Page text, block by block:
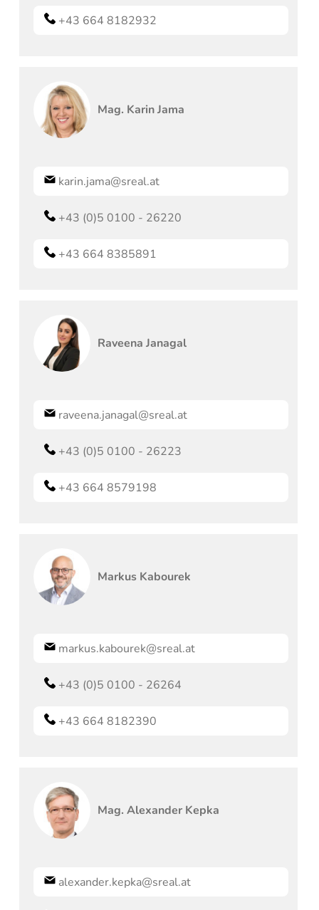
+43 664 8182932
Mag. Karin Jama
karin.jama@sreal.at
+43 (0)5 0100 - 26220
+43 664 8385891
Raveena Janagal
raveena.janagal@sreal.at
+43 (0)5 0100 - 26223
+43 664 8579198
Markus Kabourek
markus.kabourek@sreal.at
+43 (0)5 0100 - 26264
+43 664 8182390
Mag. Alexander Kepka
alexander.kepka@sreal.at